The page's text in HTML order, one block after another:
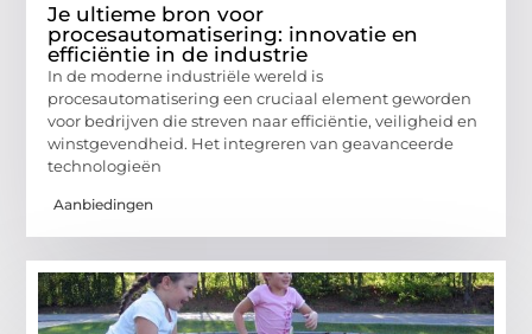
Je ultieme bron voor
procesautomatisering: innovatie en
efficiëntie in de industrie
In de moderne industriële wereld is
procesautomatisering een cruciaal element geworden
voor bedrijven die streven naar efficiëntie, veiligheid en
winstgevendheid. Het integreren van geavanceerde
technologieën
Aanbiedingen